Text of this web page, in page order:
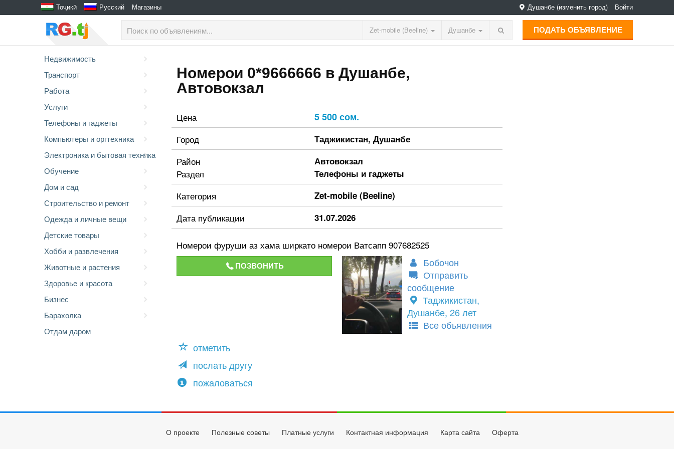
Тоҷикӣ Русский Магазины Душанбе (изменить город) Войти
Zet-mobile (Beeline) Душанбе ПОДАТЬ ОБЪЯВЛЕНИЕ
Недвижимость
Транспорт
Работа
Услуги
Телефоны и гаджеты
Компьютеры и оргтехника
Электроника и бытовая техника
Обучение
Дом и сад
Строительство и ремонт
Одежда и личные вещи
Детские товары
Хобби и развлечения
Животные и растения
Здоровье и красота
Бизнес
Барахолка
Отдам даром
Номерои 0*9666666 в Душанбе,
Автовокзал
Цена 5 500 сом.
Город Таджикистан, Душанбе
Район Автовокзал
Раздел Телефоны и гаджеты
Категория Zet-mobile (Beeline)
Дата публикации 31.07.2026
Номерои фуруши аз хама ширкато номерои Ватсапп 907682525
ПОЗВОНИТЬ
Бобочон
Отправить
сообщение
Таджикистан,
Душанбе, 26 лет
Все объявления
отметить
послать другу
пожаловаться
О проекте Полезные советы Платные услуги Контактная информация Карта сайта Оферта